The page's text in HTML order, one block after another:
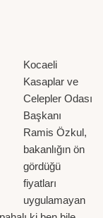
Kocaeli
Kasaplar ve
Celepler Odası
Başkanı
Ramis Özkul,
bakanlığın ön
gördüğü
fiyatları
uygulamayan